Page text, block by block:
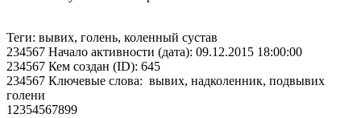
Теги: вывих, голень, коленный сустав
234567 Начало активности (дата): 09.12.2015 18:00:00
234567 Кем создан (ID): 645
234567 Ключевые слова: вывих, надколенник, подвывих
голени
12354567899